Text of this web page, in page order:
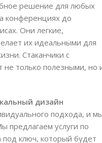
решение для любых
конференциях до
Они легкие,
их идеальными для
Стаканчики с
не только полезными, но
дизайн
подхода, и
предлагаем услуги по
под ключ, который будет